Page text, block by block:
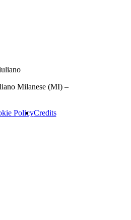
Milanese (MI) –
PolicyCredits